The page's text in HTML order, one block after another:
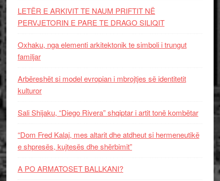
LETËR E ARKIVIT TE NAUM PRIFTIT NË
PERVJETORIN E PARE TE DRAGO SILIQIT
Oxhaku, nga elementi arkitektonik te simboli i trungut
familjar
Arbëreshët si model evropian i mbrojtjes së identitetit
kulturor
Sali Shijaku, “Diego Rivera” shqiptar i artit tonë kombëtar
“Dom Fred Kalaj, mes altarit dhe atdheut si hermeneutikë
e shpresës, kujtesës dhe shërbimit”
A PO ARMATOSET BALLKANI?